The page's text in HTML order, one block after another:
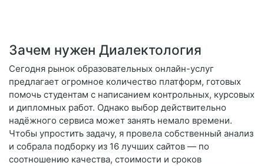
Зачем нужен Диалектология
Сегодня рынок образовательных онлайн-услуг
предлагает огромное количество платформ, готовых
помочь студентам с написанием контрольных, курсовых
и дипломных работ. Однако выбор действительно
надёжного сервиса может занять немало времени.
Чтобы упростить задачу, я провела собственный анализ
и собрала подборку из 16 лучших сайтов — по
соотношению качества, стоимости и сроков